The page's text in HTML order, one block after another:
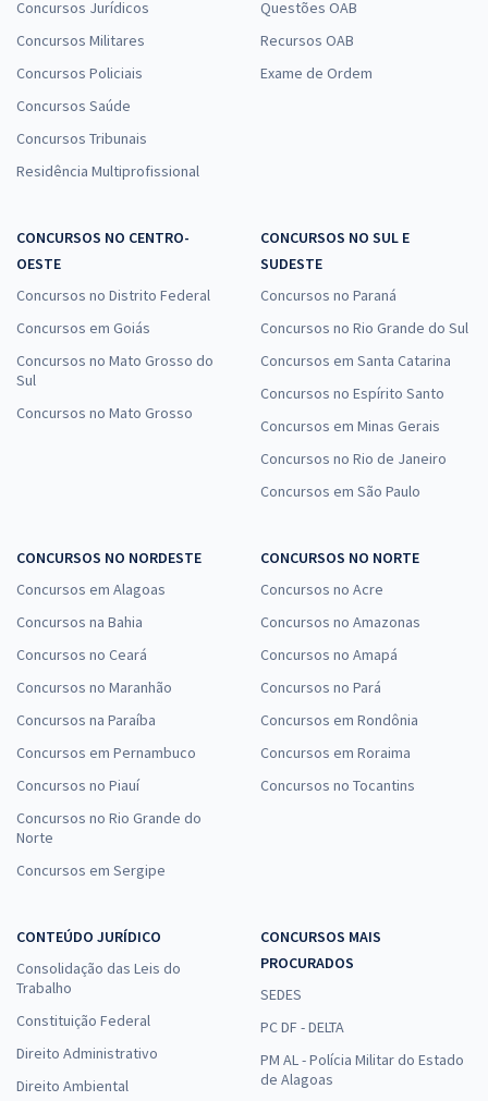
Concursos Jurídicos
Concursos Militares
Concursos Policiais
Concursos Saúde
Concursos Tribunais
Residência Multiprofissional
Questões OAB
Recursos OAB
Exame de Ordem
CONCURSOS NO CENTRO-
OESTE
Concursos no Distrito Federal
Concursos em Goiás
Concursos no Mato Grosso do
Sul
Concursos no Mato Grosso
CONCURSOS NO SUL E
SUDESTE
Concursos no Paraná
Concursos no Rio Grande do Sul
Concursos em Santa Catarina
Concursos no Espírito Santo
Concursos em Minas Gerais
Concursos no Rio de Janeiro
Concursos em São Paulo
CONCURSOS NO NORDESTE
Concursos em Alagoas
Concursos na Bahia
Concursos no Ceará
Concursos no Maranhão
Concursos na Paraíba
Concursos em Pernambuco
Concursos no Piauí
Concursos no Rio Grande do
Norte
Concursos em Sergipe
CONCURSOS NO NORTE
Concursos no Acre
Concursos no Amazonas
Concursos no Amapá
Concursos no Pará
Concursos em Rondônia
Concursos em Roraima
Concursos no Tocantins
CONTEÚDO JURÍDICO
Consolidação das Leis do
Trabalho
Constituição Federal
Direito Administrativo
Direito Ambiental
CONCURSOS MAIS
PROCURADOS
SEDES
PC DF - DELTA
PM AL - Polícia Militar do Estado
de Alagoas